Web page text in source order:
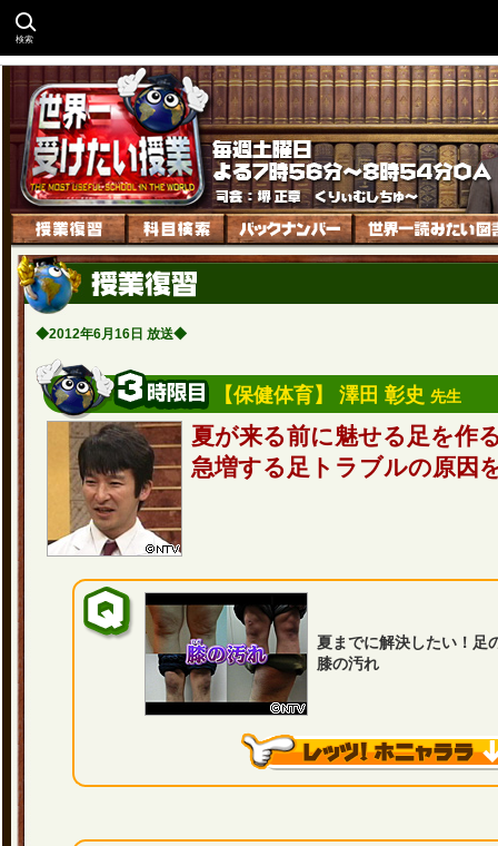
検索
◆2012年6月16日 放送◆
【保健体育】 澤田 彰史 先生
夏が来る前に魅せる足を作
急増する足トラブルの原因
夏までに解決したい！足
膝の汚れ